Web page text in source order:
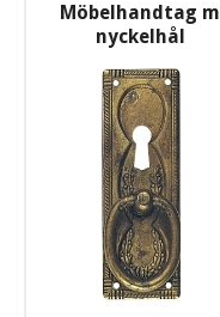
Möbelhandtag m
nyckelhål